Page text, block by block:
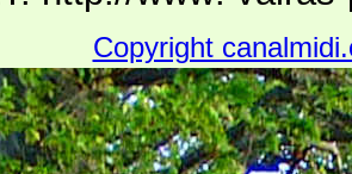
Copyright